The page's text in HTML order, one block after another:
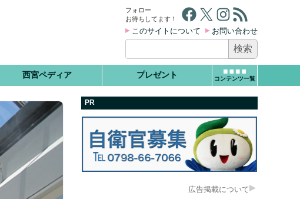
西宮ペディア プレゼント コンテンツ一覧
フォロー
お待ちしてます！
Facebook X Instagram RSS フィード
このサイトについて お問い合わせ
索:
PR
広告掲載について